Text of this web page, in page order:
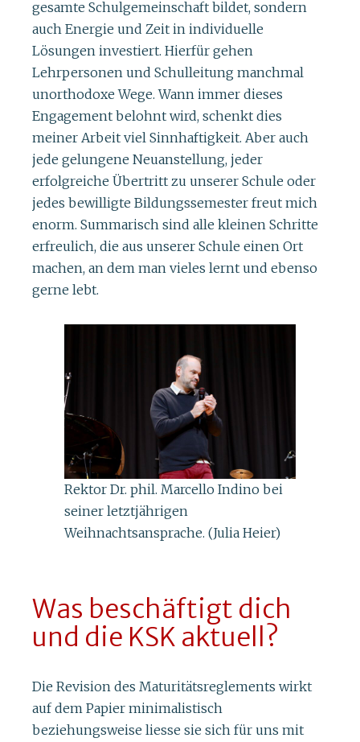
gesamte Schulgemeinschaft bildet, sondern
auch Energie und Zeit in individuelle
Lösungen investiert. Hierfür gehen
Lehrpersonen und Schulleitung manchmal
unorthodoxe Wege. Wann immer dieses
Engagement belohnt wird, schenkt dies
meiner Arbeit viel Sinnhaftigkeit. Aber auch
jede gelungene Neuanstellung, jeder
erfolgreiche Übertritt zu unserer Schule oder
jedes bewilligte Bildungssemester freut mich
enorm. Summarisch sind alle kleinen Schritte
erfreulich, die aus unserer Schule einen Ort
machen, an dem man vieles lernt und ebenso
gerne lebt.
Rektor Dr. phil. Marcello Indino bei
seiner letztjährigen
Weihnachtsansprache. (Julia Heier)
Was beschäftigt dich
und die KSK aktuell?
Die Revision des Maturitätsreglements wirkt
auf dem Papier minimalistisch
beziehungsweise liesse sie sich für uns mit